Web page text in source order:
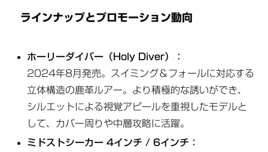
ラインナップとプロモーション動向
ホーリーダイバー（Holy Diver）：
2024年8月発売。スイミング＆フォールに対応する
立体構造の鹿革ルアー。より積極的な誘いができ、
シルエットによる視覚アピールを重視したモデルと
して、カバー周りや中層攻略に活躍。
ミドストシーカー 4インチ / 6インチ：